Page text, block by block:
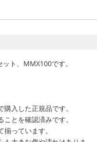
ト、MMX100です。
入した正規品です。
とを確認済みです。
っています。